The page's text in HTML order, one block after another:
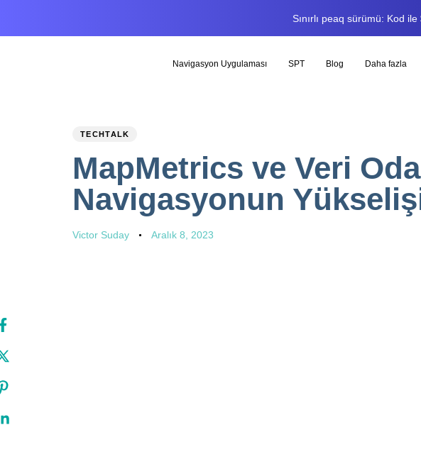
Sınırlı peaq sürümü: Kod
Navigasyon Uygulaması SPT Blog Daha fazla
PUBLISHED
TECHTALK
MapMetrics ve Veri
Navigasyonun
Author
Victor Suday
Published
Aralık 8, 2023